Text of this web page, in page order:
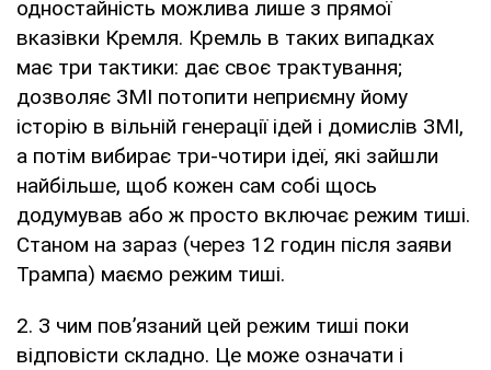
одностайність можлива лише з прямої
вказівки Кремля. Кремль в таких випадках
має три тактики: дає своє трактування;
дозволяє ЗМІ потопити неприємну йому
історію в вільній генерації ідей і домислів ЗМІ,
а потім вибирає три-чотири ідеї, які зайшли
найбільше, щоб кожен сам собі щось
додумував або ж просто включає режим тиші.
Станом на зараз (через 12 годин після заяви
Трампа) маємо режим тиші.
2. З чим повʼязаний цей режим тиші поки
відповісти складно. Це може означати і